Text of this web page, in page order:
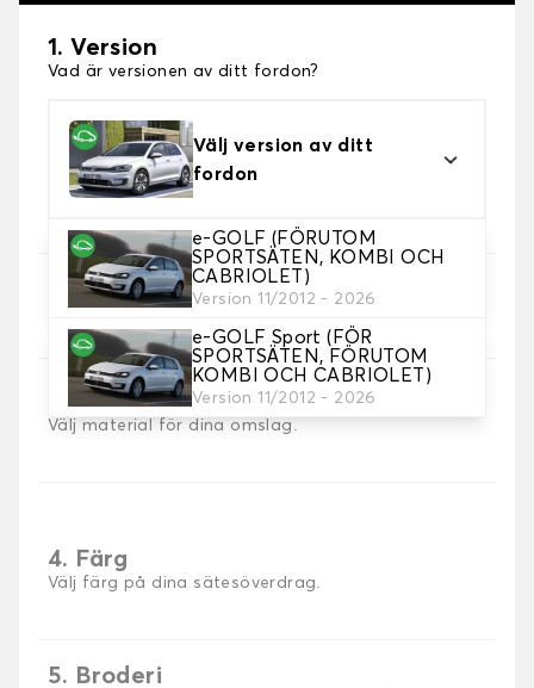
1. Version
Vad är versionen av ditt fordon?
Välj version av ditt
fordon
e-GOLF (FÖRUTOM
SPORTSÄTEN, KOMBI OCH
CABRIOLET)
Version 11/2012 - 2026
e-GOLF Sport (FÖR
SPORTSÄTEN, FÖRUTOM
KOMBI OCH CABRIOLET)
Version 11/2012 - 2026
2. Val av spel
3. Material
Välj material för dina omslag.
4. Färg
Välj färg på dina sätesöverdrag.
5. Broderi